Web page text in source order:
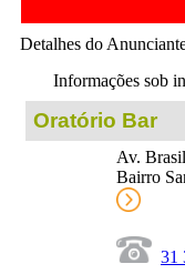
Detalhes do
Informações sob
Oratório Bar
Av.
Bairro
31